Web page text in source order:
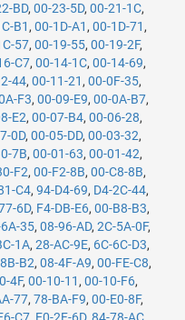
BD, 00-23-5D, 00-21-1C,
B1 , 00-1D-A1 , 00-1D-71 ,
57, 00-19-55, 00-19-2F,
C7, 00-14-1C, 00-14-69,
44, 00-11-21 , 00-0F-35,
F3, 00-09-E9, 00-0A-B7,
E2, 00-07-B4, 00-06-28,
0D, 00-05-DD, 00-03-32,
7B, 00-01-63, 00-01-42,
F2, 00-F2-8B, 00-C8-8B,
C4, 94-D4-69, D4-2C-44,
6D, F4-DB-E6, 00-B8-B3,
35, 08-96-AD, 2C-5A-0F,
1A, 28-AC-9E, 6C-6C-D3,
B2, 08-4F-A9, 00-FE-C8,
4F, 00-10-11 , 00-10-F6,
77, 78-BA-F9, 00-E0-8F,